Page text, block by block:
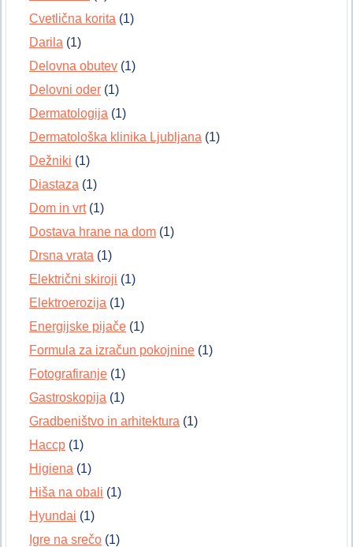
Cvetlična korita (1)
Darila (1)
Delovna obutev (1)
Delovni oder (1)
Dermatologija (1)
Dermatološka klinika Ljubljana (1)
Dežniki (1)
Diastaza (1)
Dom in vrt(1)
Dostava hrane na dom (1)
Drsna vrata (1)
Električni skiroji (1)
Elektroerozija (1)
Energijske pijače (1)
Formula za izračun pokojnine (1)
Fotografiranje (1)
Gastroskopija (1)
Gradbeništvo in arhitektura (1)
Haccp (1)
Higiena (1)
Hiša na obali (1)
Hyundai (1)
Igre na srečo (1)